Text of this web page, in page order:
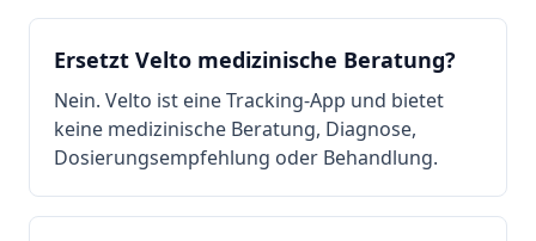
Ersetzt Velto medizinische Beratung?
Nein. Velto ist eine Tracking-App und bietet
keine medizinische Beratung, Diagnose,
Dosierungsempfehlung oder Behandlung.